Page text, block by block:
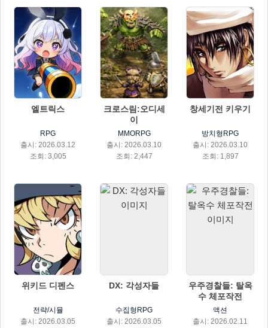
엘트릭스
RPG
출시: 2026.03.12
조회: 3,005
크로스림:오디세
이
MMORPG
출시: 2026.03.10
조회: 2,447
창세기전 키우기
방치형RPG
출시: 2026.03.10
조회: 1,897
위키드 디펜스
전략/시뮬
출시: 2026.03.05
DX: 각성자들
수집형RPG
출시: 2026.03.05
우주경찰들: 탈옥
수 체포작전
액션
출시: 2026.02.11